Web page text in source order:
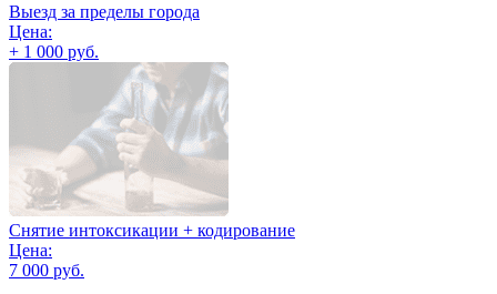
Выезд за пределы города
Цена:
+ 1 000 руб.
Снятие интоксикации + кодирование
Цена:
7 000 руб.